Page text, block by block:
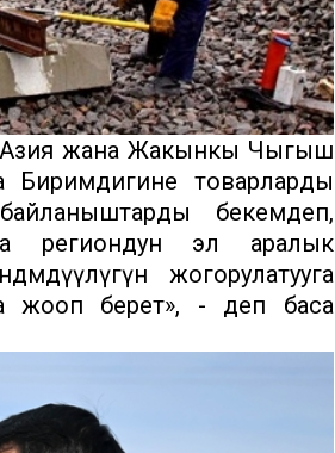
Азия жана Жакынкы Чыгыш
Биримдигине товарларды
бекемдеп,
региондун эл аралык
жогорулатууга
жооп берет», - деп баса